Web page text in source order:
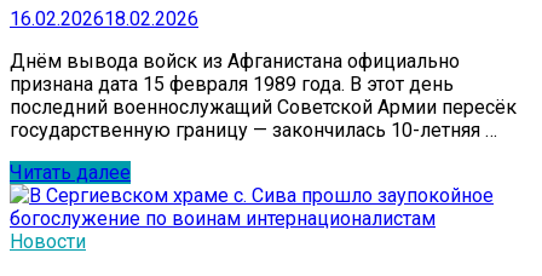
16.02.202618.02.2026
Днём вывода войск из Афганистана официально
признана дата 15 февраля 1989 года. В этот день
последний военнослужащий Советской Армии пересёк
государственную границу — закончилась 10-летняя …
Читать далее
Новости